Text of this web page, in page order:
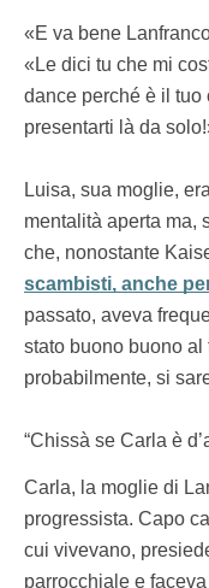
«E va bene
«Le dici tu che mi
dance perché è il tuo
presentarti là da
Luisa, sua moglie,
mentalità aperta ma,
che, nonostante
scambisti, anche
passato, aveva
stato buono buono
probabilmente, si
“Chissà se Carla è
Carla, la moglie di
progressista. Capo
cui vivevano,
parrocchiale e